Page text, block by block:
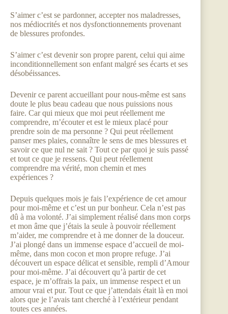
S’aimer c’est se pardonner, accepter nos maladresses,
nos médiocrités et nos dysfonctionnements provenant
de blessures profondes.
S’aimer c’est devenir son propre parent, celui qui aime
inconditionnellement son enfant malgré ses écarts et ses
désobéissances.
Devenir ce parent accueillant pour nous-même est sans
doute le plus beau cadeau que nous puissions nous
faire. Car qui mieux que moi peut réellement me
comprendre, m’écouter et est le mieux placé pour
prendre soin de ma personne ? Qui peut réellement
panser mes plaies, connaître le sens de mes blessures et
savoir ce que nul ne sait ? Tout ce par quoi je suis passé
et tout ce que je ressens. Qui peut réellement
comprendre ma vérité, mon chemin et mes
expériences ?
Depuis quelques mois je fais l’expérience de cet amour
pour moi-même et c’est un pur bonheur. Cela n’est pas
dû à ma volonté. J’ai simplement réalisé dans mon corps
et mon âme que j’étais la seule à pouvoir réellement
m’aider, me comprendre et à me donner de la douceur.
J’ai plongé dans un immense espace d’accueil de moi-
même, dans mon cocon et mon propre refuge. J’ai
découvert un espace délicat et sensible, rempli d’Amour
pour moi-même. J’ai découvert qu’à partir de cet
espace, je m’offrais la paix, un immense respect et un
amour vrai et pur. Tout ce que j’attendais était là en moi
alors que je l’avais tant cherché à l’extérieur pendant
toutes ces années.